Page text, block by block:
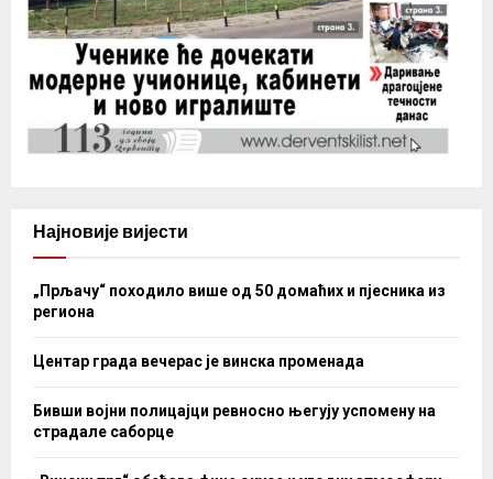
Најновије вијести
„Прљачу“ походило више од 50 домаћих и пјесника из
региона
Центар града вечерас је винска променада
Бивши војни полицајци ревносно његују успомену на
страдале саборце